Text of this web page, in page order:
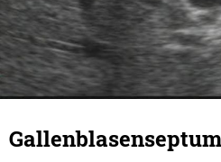
Gallenblasenseptum